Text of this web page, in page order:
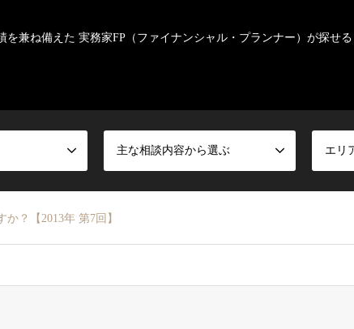
を兼ね備えた 実務家FP（ファイナンシャル・プランナー）が探せ
主な相談内容から選ぶ エリ
？【2013年 第7回】